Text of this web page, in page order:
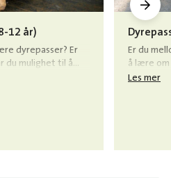
12 år)
dyrepasser? Er
du mulighet til å
Er du
å lære om
jobb og
Les mer